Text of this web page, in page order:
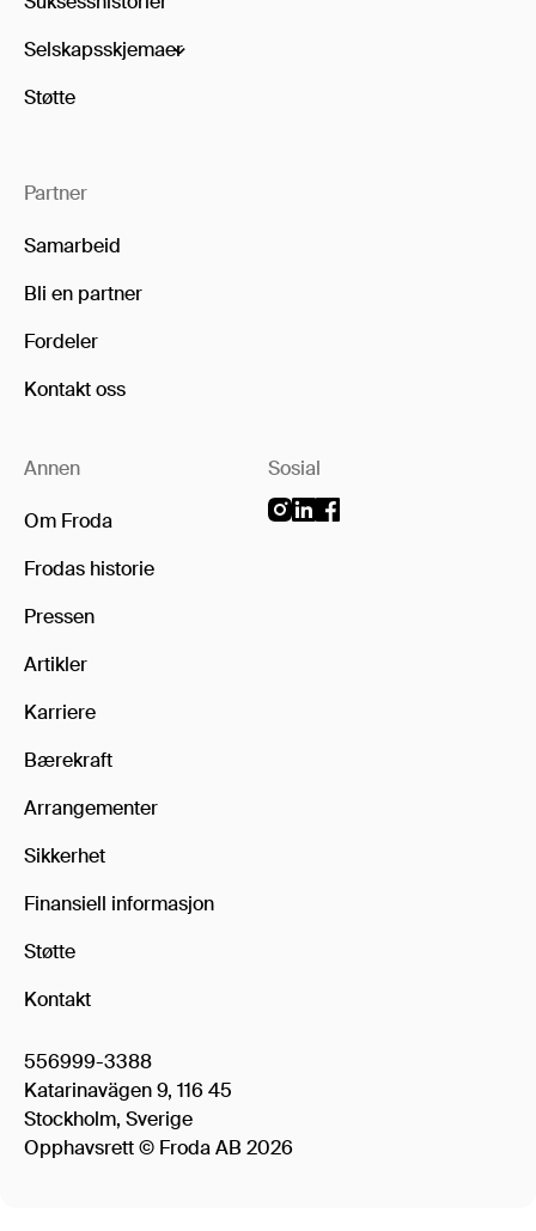
Selskapsskjemaer
Støtte
Partner
Samarbeid
Bli en partner
Fordeler
Kontakt oss
Annen
Om Froda
Frodas historie
Pressen
Artikler
Karriere
Bærekraft
Arrangementer
Sikkerhet
Finansiell informasjon
Støtte
Kontakt
Sosial
556999-3388
Katarinavägen 9, 116 45
Stockholm, Sverige
Opphavsrett © Froda AB 2026